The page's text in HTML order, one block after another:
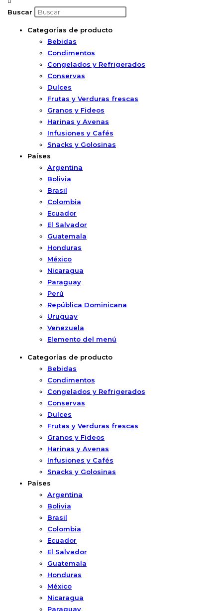
Buscar
Categorías de producto
Bebidas
Condimentos
Congelados y Refrigerados
Conservas
Dulces
Frutas y Verduras frescas
Granos y Fideos
Harinas y Avenas
Infusiones y Cafés
Snacks y Golosinas
Países
Argentina
Bolivia
Brasil
Colombia
Ecuador
El Salvador
Guatemala
Honduras
México
Nicaragua
Paraguay
Perú
República Dominicana
Uruguay
Venezuela
Elemento del menú
Categorías de producto
Bebidas
Condimentos
Congelados y Refrigerados
Conservas
Dulces
Frutas y Verduras frescas
Granos y Fideos
Harinas y Avenas
Infusiones y Cafés
Snacks y Golosinas
Países
Argentina
Bolivia
Brasil
Colombia
Ecuador
El Salvador
Guatemala
Honduras
México
Nicaragua
Paraguay